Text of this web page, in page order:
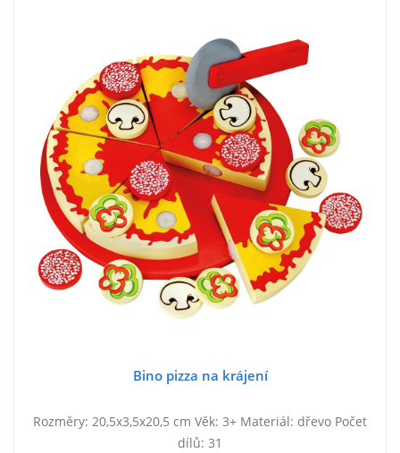
Bino pizza na krájení
Rozměry: 20,5x3,5x20,5 cm Věk: 3+ Materiál: dřevo Počet
dílů: 31